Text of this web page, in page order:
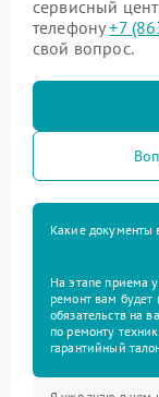
сервисный
телефону+7
свой вопрос.
Какие документы
На этапе приема
ремонт вам будет
обязательств на
по ремонту
гарантийный